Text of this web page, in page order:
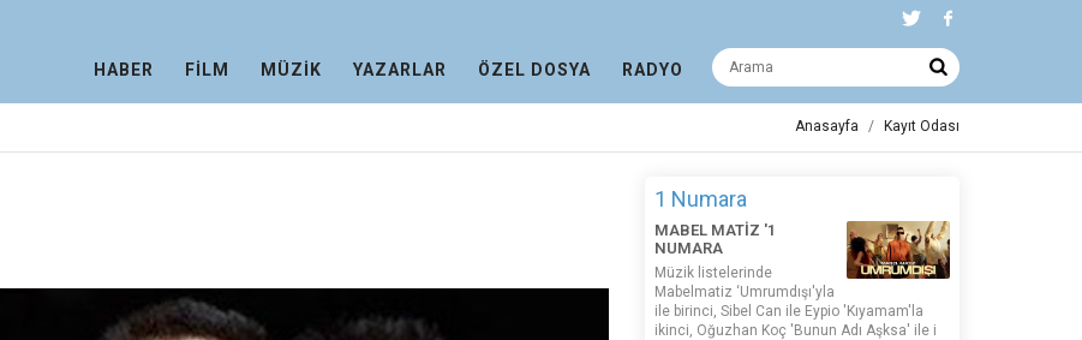
HABER FİLM MÜZİK YAZARLAR ÖZEL DOSYA RADYO
Anasayfa Kayıt Odası
1 Numara
MABEL MATİZ '1
NUMARA
Müzik listelerinde
Mabelmatiz ‘Umrumdışı'yla
ile birinci, Sibel Can ile Eypio 'Kıyamam'la
ikinci, Oğuzhan Koç 'Bunun Adı Aşksa' ile i